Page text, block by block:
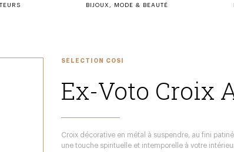
BIJOUX, MODE & BEAUTÉ
SÉLECTION COSI
Ex-Voto Croix
Croix décorative en métal à suspendre, au fini
une touche spirituelle et intemporelle à votre